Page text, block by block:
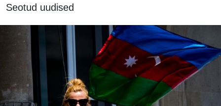
Seotud uudised